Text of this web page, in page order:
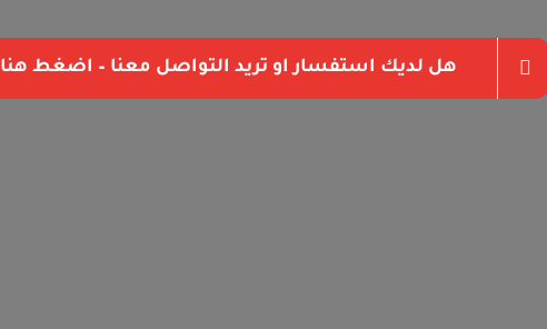
هل لديك استفسار او تريد التواصل معنا – اضغط هنا